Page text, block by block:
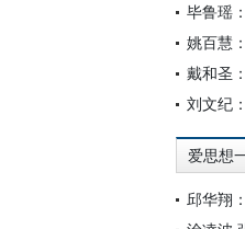
姚百慧
戴和圣
爱思想